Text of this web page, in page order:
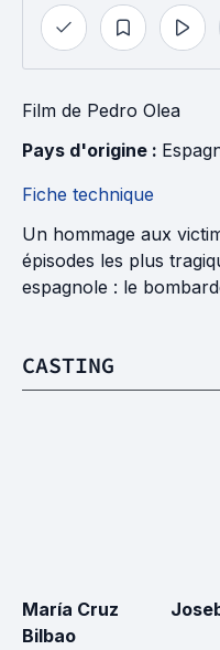
Film de Pedro Olea
Pays d'origine :
Fiche technique
Un hommage aux
épisodes les plus
espagnole : le
CASTING
María Cruz
Bilbao